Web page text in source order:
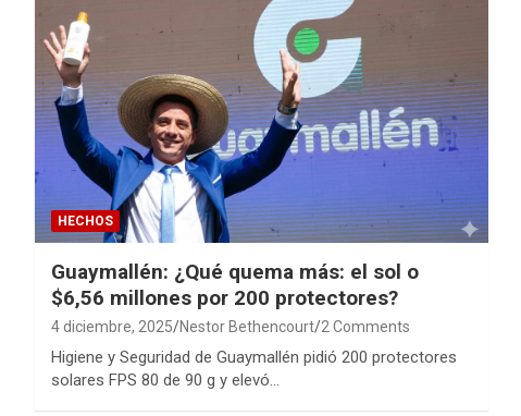
HECHOS
Guaymallén: ¿Qué quema más: el sol o
$6,56 millones por 200 protectores?
4 diciembre, 2025 Nestor Bethencourt 2 Comments
Higiene y Seguridad de Guaymallén pidió 200 protectores
solares FPS 80 de 90 g y elevó…